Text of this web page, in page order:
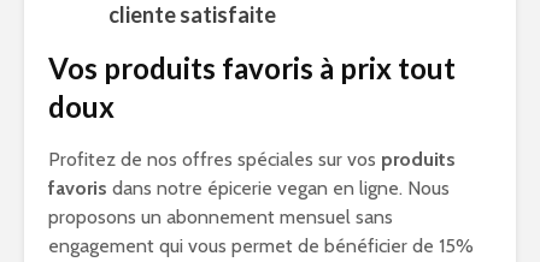
cliente satisfaite
Vos produits favoris à prix tout
doux
Profitez de nos offres spéciales sur vos produits
favoris dans notre épicerie vegan en ligne. Nous
proposons un abonnement mensuel sans
engagement qui vous permet de bénéficier de 15%